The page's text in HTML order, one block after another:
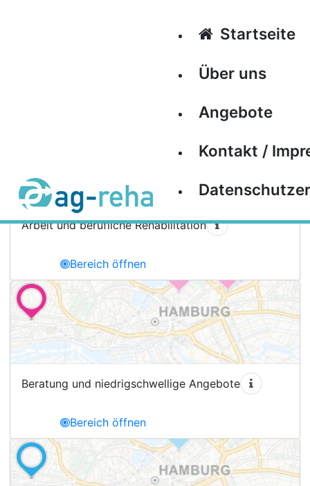
Startseite
Über uns
Angebote
Kontakt /
Willkommen bei AG-Reha
– Arbeitsgemeinschaft
Rehabilitation in Hamburg
Arbeit und berufliche Rehabilitation
Bereich öffnen
Beratung und niedrigschwellige Angebote
Bereich öffnen